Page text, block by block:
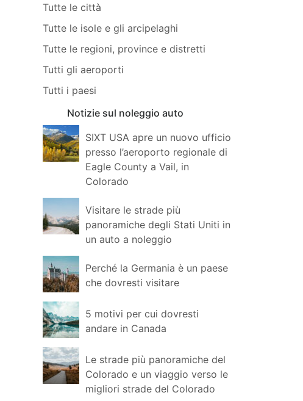
Tutte le città
Tutte le isole e gli arcipelaghi
Tutte le regioni, province e distretti
Tutti gli aeroporti
Tutti i paesi
Notizie sul noleggio auto
SIXT USA apre un nuovo ufficio
presso l’aeroporto regionale di
Eagle County a Vail, in
Colorado
Visitare le strade più
panoramiche degli Stati Uniti in
un auto a noleggio
Perché la Germania è un paese
che dovresti visitare
5 motivi per cui dovresti
andare in Canada
Le strade più panoramiche del
Colorado e un viaggio verso le
migliori strade del Colorado